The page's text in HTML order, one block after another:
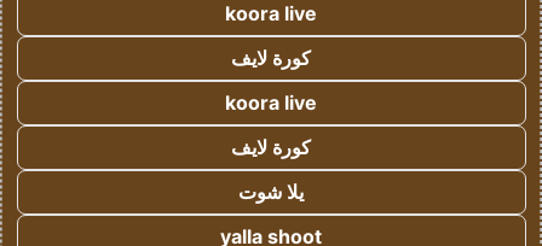
koora live
كورة لايف
koora live
كورة لايف
يلا شوت
yalla shoot